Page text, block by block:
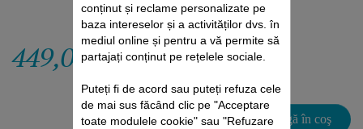
449,00 RON
Adaugă în coş
conținut și reclame personalizate pe
baza intereselor și a activităților dvs. în
mediul online și pentru a vă permite să
partajați conținut pe rețelele sociale.
Puteți fi de acord sau puteți refuza cele
de mai sus făcând clic pe "Acceptare
toate modulele cookie" sau "Refuzare